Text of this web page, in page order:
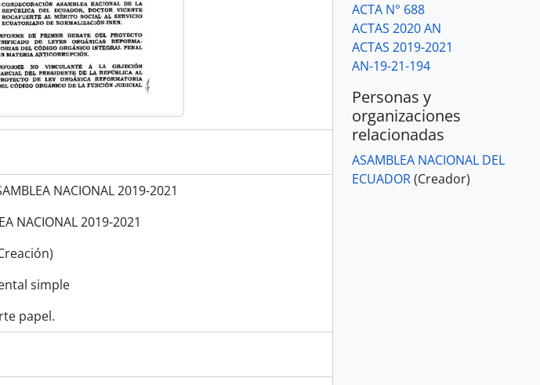
NACIONAL 2019-2021
NACIONAL 2019-2021
simple
papel.
ACTA N° 688
ACTAS 2020 AN
ACTAS 2019-2021
AN-19-21-194
Personas y
organizaciones
relacionadas
ASAMBLEA NACIONAL DEL
ECUADOR(Creador)